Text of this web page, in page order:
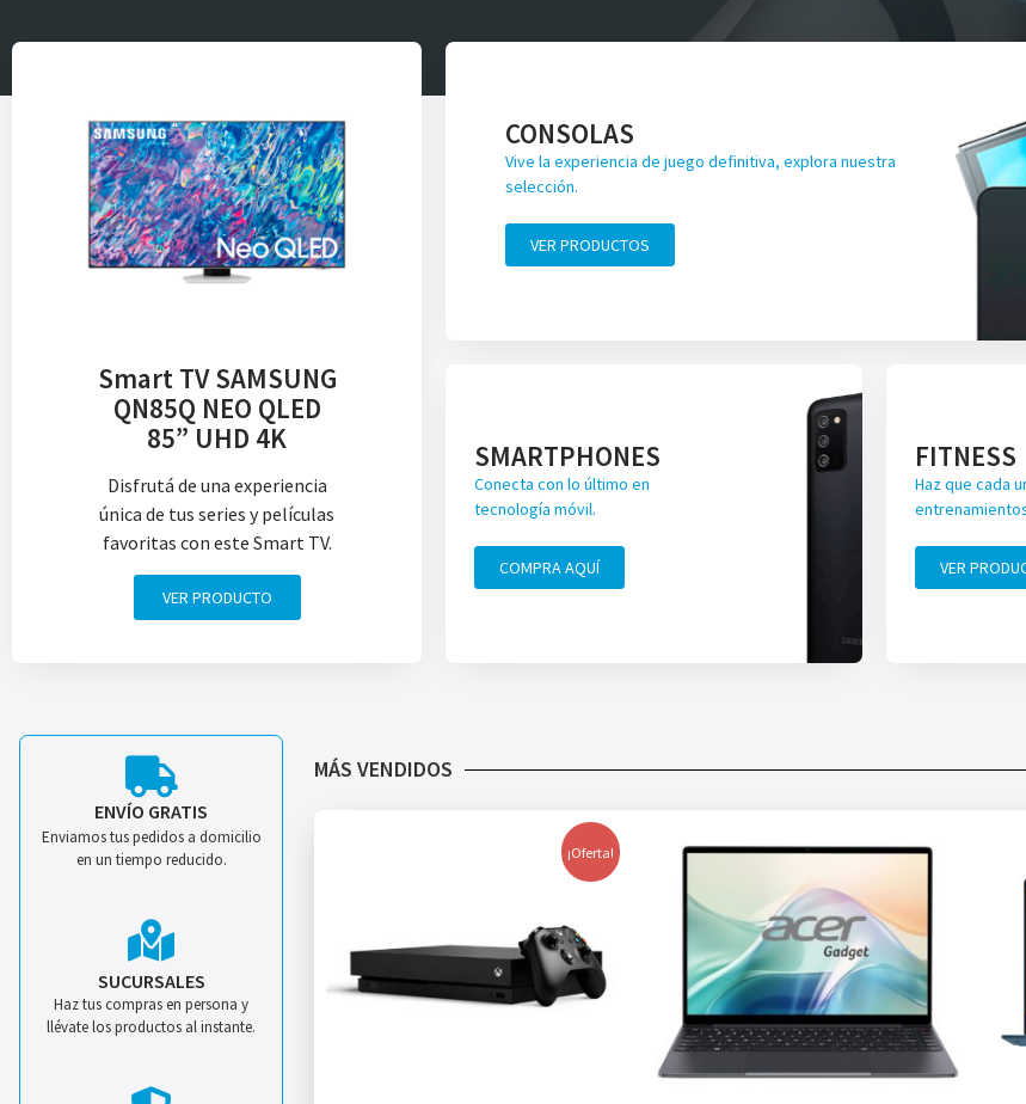
Smart TV SAMSUNG
QN85Q NEO QLED
85” UHD 4K
Disfrutá de una experiencia
única de tus series y películas
favoritas con este Smart TV.
VER PRODUCTO
CONSOLAS
Vive la experiencia de juego definitiva, explora nuestra
selección.
VER PRODUCTOS
SMARTPHONES
Conecta con lo último en
tecnología móvil.
COMPRA AQUÍ
FITNESS
Haz que cada
VER
ENVÍO GRATIS
Enviamos tus pedidos a domicilio
en un tiempo reducido.
SUCURSALES
Haz tus compras en persona y
llévate los productos al instante.
MÁS VENDIDOS
¡Oferta!